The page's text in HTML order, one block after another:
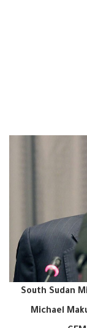
South Sudan
Michael